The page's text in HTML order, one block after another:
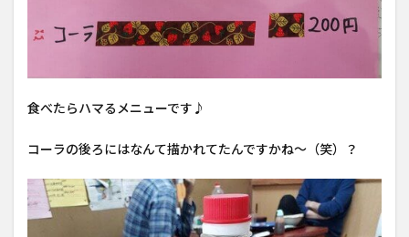
食べたらハマるメニューです♪
コーラの後ろにはなんて描かれてたんですかね〜（笑）？